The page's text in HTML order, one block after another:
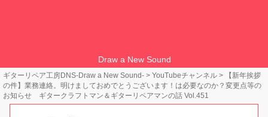
Draw a New Sound
ギターリペア工房DNS-Draw a New Sound- > YouTubeチャンネル >
【新年挨拶
の件】業務連絡。明けましておめでとうございます！は必要なのか？変更点等の
お知らせ ギタークラフトマン＆ギターリペアマンの話 Vol.451